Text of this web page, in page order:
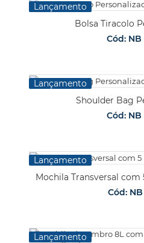
Lançamento
Bolsa Tiracolo
Cód: NB
Lançamento
Shoulder Bag
Cód: NB
Lançamento
Mochila Transversal com
Cód: NB
Lançamento